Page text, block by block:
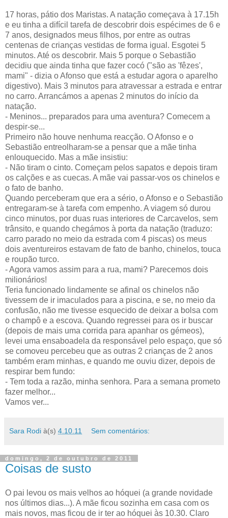
17 horas, pátio dos Maristas. A natação começava à 17.15h
e eu tinha a difícil tarefa de descobrir dois espécimes de 6 e
7 anos, designados meus filhos, por entre as outras
centenas de crianças vestidas de forma igual. Esgotei 5
minutos. Até os descobrir. Mais 5 porque o Sebastião
decidiu que ainda tinha que fazer cocó ("são as 'fêzes',
mami" - dizia o Afonso que está a estudar agora o aparelho
digestivo). Mais 3 minutos para atravessar a estrada e entrar
no carro. Arrancámos a apenas 2 minutos do início da
natação.
- Meninos... preparados para uma aventura? Comecem a
despir-se...
Primeiro não houve nenhuma reacção. O Afonso e o
Sebastião entreolharam-se a pensar que a mãe tinha
enlouquecido. Mas a mãe insistiu:
- Não tiram o cinto. Começam pelos sapatos e depois tiram
os calções e as cuecas. A mãe vai passar-vos os chinelos e
o fato de banho.
Quando perceberam que era a sério, o Afonso e o Sebastião
entregaram-se à tarefa com empenho. A viagem só durou
cinco minutos, por duas ruas interiores de Carcavelos, sem
trânsito, e quando chegámos à porta da natação (traduzo:
carro parado no meio da estrada com 4 piscas) os meus
dois aventureiros estavam de fato de banho, chinelos, touca
e roupão turco.
- Agora vamos assim para a rua, mami? Parecemos dois
milionários!
Teria funcionado lindamente se afinal os chinelos não
tivessem de ir imaculados para a piscina, e se, no meio da
confusão, não me tivesse esquecido de deixar a bolsa com
o champô e a escova. Quando regressei para os ir buscar
(depois de mais uma corrida para apanhar os gémeos),
levei uma ensaboadela da responsável pelo espaço, que só
se comoveu percebeu que as outras 2 crianças de 2 anos
também eram minhas, e quando me ouviu dizer, depois de
respirar bem fundo:
- Tem toda a razão, minha senhora. Para a semana prometo
fazer melhor...
Vamos ver...
Sara Rodi à(s) 4.10.11 Sem comentários:
domingo, 2 de outubro de 2011
Coisas de susto
O pai levou os mais velhos ao hóquei (a grande novidade
nos últimos dias...). A mãe ficou sozinha em casa com os
mais novos, mas ficou de ir ter ao hóquei às 10.30. Claro